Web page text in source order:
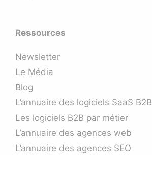
Ressources
Newsletter
Le Média
Blog
L’annuaire des logiciels SaaS B2B
Les logiciels B2B par métier
L’annuaire des agences web
L’annuaire des agences SEO